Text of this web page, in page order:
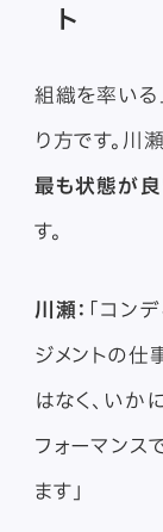
ト
組織を率いる
り方です。川
最も状態が良
す。
川瀬： 「コン
ジメントの仕
はなく、いか
フォーマンス
ます」